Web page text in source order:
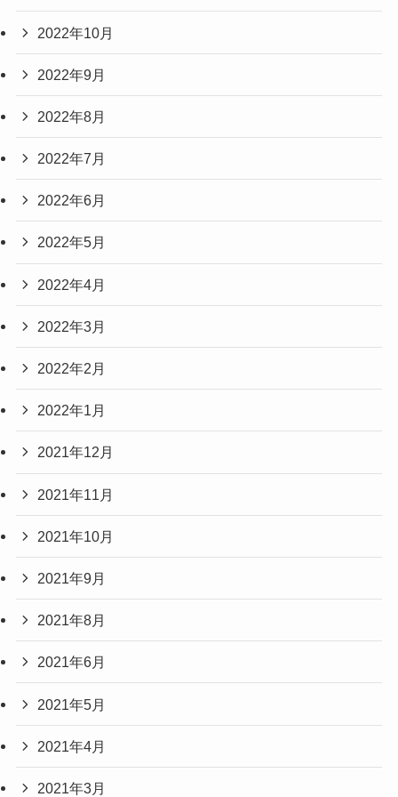
2022年10月
2022年9月
2022年8月
2022年7月
2022年6月
2022年5月
2022年4月
2022年3月
2022年2月
2022年1月
2021年12月
2021年11月
2021年10月
2021年9月
2021年8月
2021年6月
2021年5月
2021年4月
2021年3月